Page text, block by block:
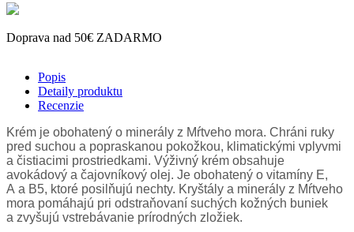
Doprava nad 50€ ZADARMO
Popis
Detaily produktu
Recenzie
Krém je obohatený o minerály z Mŕtveho mora. Chráni ruky
pred suchou a popraskanou pokožkou, klimatickými vplyvmi
a čistiacimi prostriedkami. Výživný krém obsahuje
avokádový a čajovníkový olej. Je obohatený o vitamíny E,
A a B5, ktoré posilňujú nechty. Kryštály a minerály z Mŕtveho
mora pomáhajú pri odstraňovaní suchých kožných buniek
a zvyšujú vstrebávanie prírodných zložiek.